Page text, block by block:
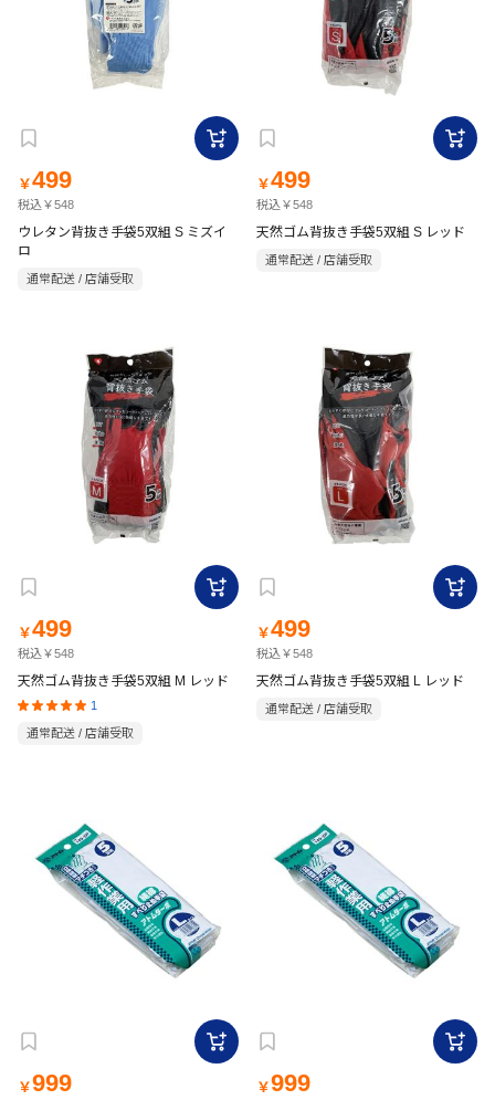
￥499
税込￥548
ウレタン背抜き手袋5双組 S ミズイ
ロ
通常配送 / 店舗受取
￥499
税込￥548
天然ゴム背抜き手袋5双組 S レッド
通常配送 / 店舗受取
￥499
税込￥548
天然ゴム背抜き手袋5双組 M レッド
1
通常配送 / 店舗受取
￥499
税込￥548
天然ゴム背抜き手袋5双組 L レッド
通常配送 / 店舗受取
￥999 ￥999